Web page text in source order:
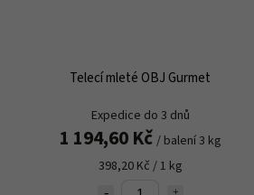
Telecí mleté OBJ Gurmet
Expedice do 3 dnů
1 194,60 Kč / balení 3 kg
398,20 Kč / 1 kg